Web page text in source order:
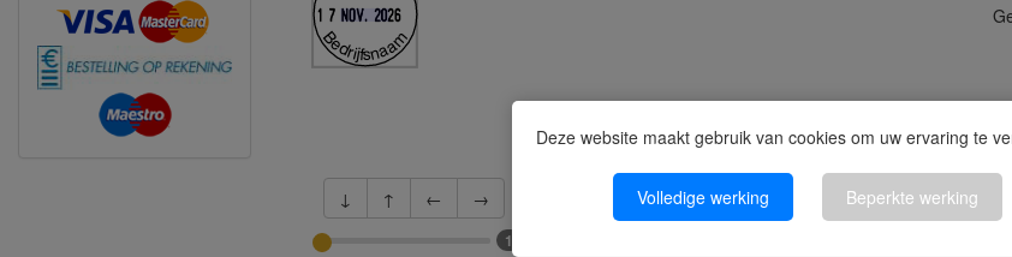
Deze website maakt gebruik van cookies om uw ervaring te
Volledige werking Beperkte werking
Bedrijfsnaam
↓ ↑ ← → 100%
1